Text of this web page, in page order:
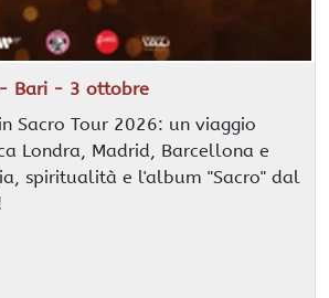
Bari - 3 ottobre
Sacro Tour 2026: un viaggio
Londra, Madrid, Barcellona e
spiritualità e l'album "Sacro" dal